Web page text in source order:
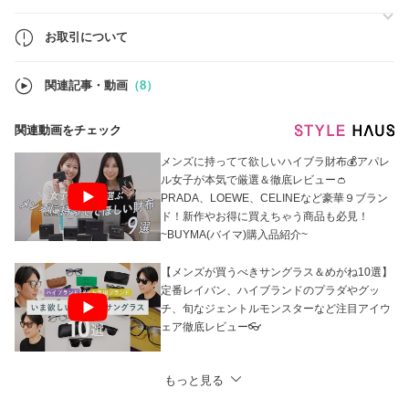
お取引について
関連記事・動画 （8）
関連動画をチェック
メンズに持ってて欲しいハイブラ財布💰アパレ
ル女子が本気で厳選＆徹底レビュー👛
PRADA、LOEWE、CELINEなど豪華９ブラン
ド！新作やお得に買えちゃう商品も必見！
~BUYMA(バイマ)購入品紹介~
【メンズが買うべきサングラス＆めがね10選】
定番レイバン、ハイブランドのプラダやグッ
チ、旬なジェントルモンスターなど注目アイウ
ェア徹底レビュー👓
もっと見る